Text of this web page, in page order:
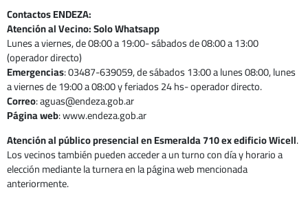
Contactos ENDEZA:
Atención al Vecino: Solo Whatsapp
Lunes a viernes, de 08:00 a 19:00- sábados de 08:00 a 13:00
(operador directo)
Emergencias: 03487-639059, de sábados 13:00 a lunes 08:00, lunes
a viernes de 19:00 a 08:00 y feriados 24 hs- operador directo.
Correo: aguas@endeza.gob.ar
Página web: www.endeza.gob.ar
Atención al público presencial en Esmeralda 710 ex edificio Wicell.
Los vecinos también pueden acceder a un turno con día y horario a
elección mediante la turnera en la página web mencionada
anteriormente.